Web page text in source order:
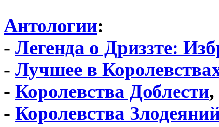
Антологии:
- Легенда о Дриззте:
- Лучшее в
- Королевства Доблести,
- Королевства